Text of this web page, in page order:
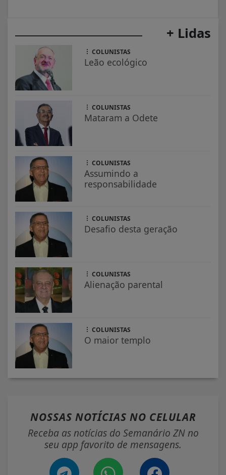
+ Lidas
COLUNISTAS
Leão ecológico
COLUNISTAS
Mataram a Odete
COLUNISTAS
Assumindo a
responsabilidade
COLUNISTAS
Desafio desta geração
COLUNISTAS
Alienação parental
COLUNISTAS
O maior templo
NOSSAS NOTÍCIAS NO CELULAR
Receba as notícias do Semanário ZN no
seu app favorito de mensagens.